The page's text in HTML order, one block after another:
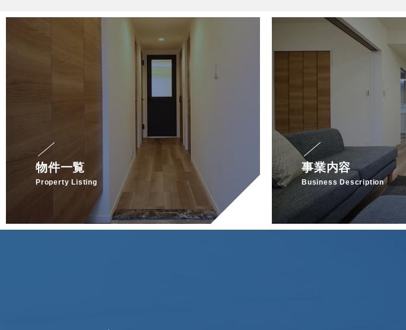
物件一覧
Property Listing
事業内容
Business Description